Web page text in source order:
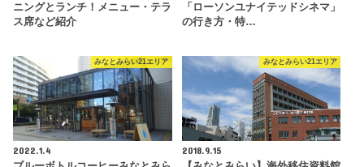
ニングとランチ！メニュー・テラ
ス席など紹介
「ローソンユナイテッドシネマ」
の行き方・特…
みなとみらい21エリア
2022.1.4
みなとみらい21エリア
2018.9.15